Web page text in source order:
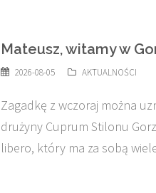
Mateusz, witamy w
2026-08-05 AKTUALNOŚCI
Zagadkę z wczoraj można
drużyny Cuprum Stilonu
libero, który ma za sobą